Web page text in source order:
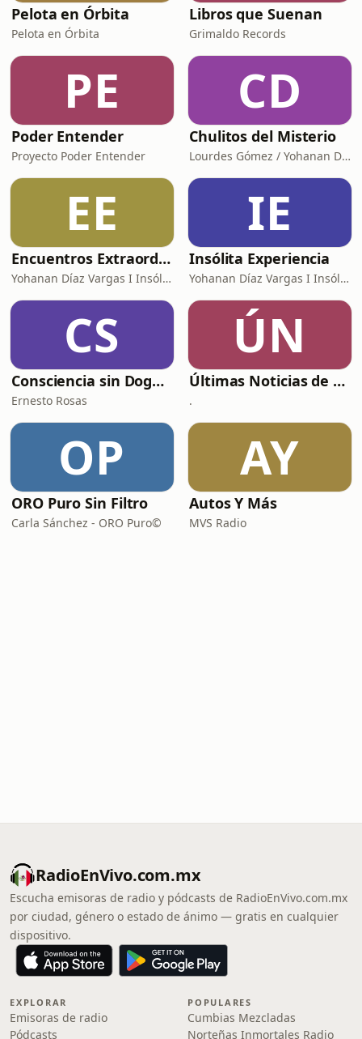
Pelota en Órbita
Pelota en Órbita
Libros que Suenan
Grimaldo Records
PE
Poder Entender
Proyecto Poder Entender
CD
Chulitos del Misterio
Lourdes Gómez / Yohanan Díaz I Insólita Labs
EE
Encuentros Extraordinarios
Yohanan Díaz Vargas I Insólita Labs
IE
Insólita Experiencia
Yohanan Díaz Vargas I Insólita Labs
CS
Consciencia sin Dogmas
Ernesto Rosas
ÚN
Últimas Noticias de El Heraldo de México
.
OP
ORO Puro Sin Filtro
Carla Sánchez - ORO Puro©
AY
Autos Y Más
MVS Radio
RadioEnVivo.com.mx
Escucha emisoras de radio y pódcasts de RadioEnVivo.com.mx
por ciudad, género o estado de ánimo — gratis en cualquier
dispositivo.
EXPLORAR
Emisoras de radio
Pódcasts
POPULARES
Cumbias Mezcladas
Norteñas Inmortales Radio